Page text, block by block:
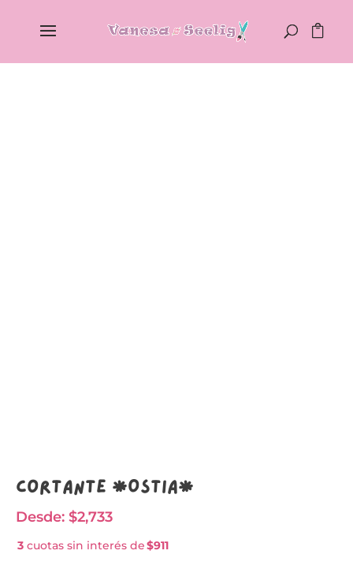
Cortante *OSTIA*
Desde:$2,733
3 cuotas sin interés de$911